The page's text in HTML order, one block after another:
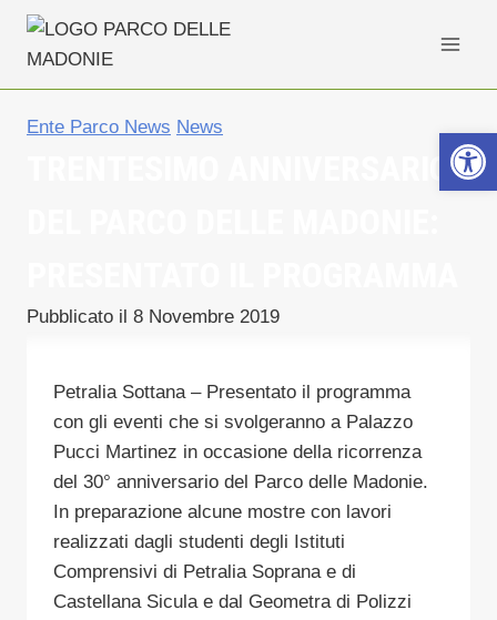
Salta
Ente Parco News News
Pubblicato il 8 Novembre 2019
Petralia Sottana – Presentato il programma
con gli eventi che si svolgeranno a Palazzo
Pucci Martinez in occasione della ricorrenza
del 30° anniversario del Parco delle Madonie.
In preparazione alcune mostre con lavori
realizzati dagli studenti degli Istituti
Comprensivi di Petralia Soprana e di
Castellana Sicula e dal Geometra di Polizzi
Apri la